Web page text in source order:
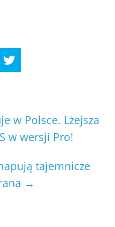
w Polsce. Lżejsza
w wersji Pro!
tajemnicze
→